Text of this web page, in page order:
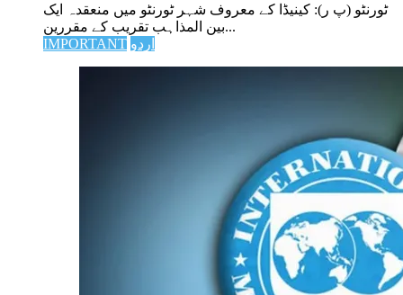
ٹورنٹو (پ ر): کینیڈا کے معروف شہر ٹورنٹو میں منعقدہ ایک
بین المذاہب تقریب کے مقررین...
IMPORTANT اردو